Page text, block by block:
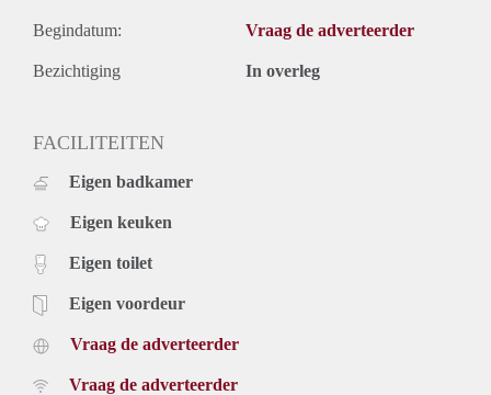
Begindatum: Vraag de adverteerder
Bezichtiging In overleg
FACILITEITEN
Eigen badkamer
Eigen keuken
Eigen toilet
Eigen voordeur
Vraag de adverteerder
Vraag de adverteerder